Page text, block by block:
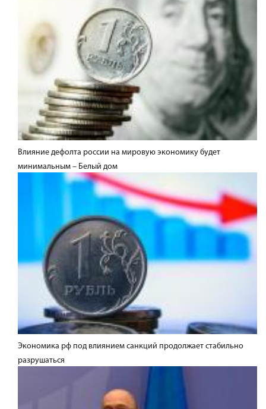
Влияние дефолта россии на мировую экономику будет
минимальным – Белый дом
Экономика рф под влиянием санкций продолжает стабильно
разрушаться